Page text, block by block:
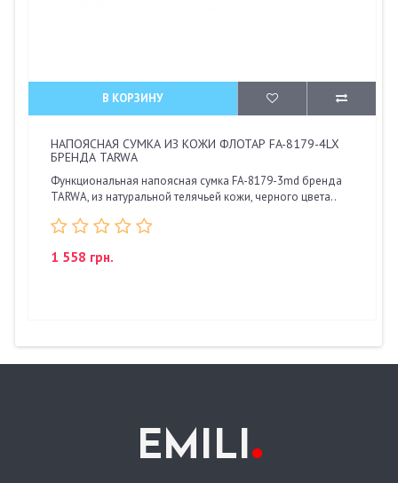
В КОРЗИНУ
НАПОЯСНАЯ СУМКА ИЗ КОЖИ ФЛОТАР FA-8179-4LX
БРЕНДА TARWA
Функциональная напоясная сумка FA-8179-3md бренда
TARWA, из натуральной телячьей кожи, черного цвета..
1 558 грн.
EMILI.